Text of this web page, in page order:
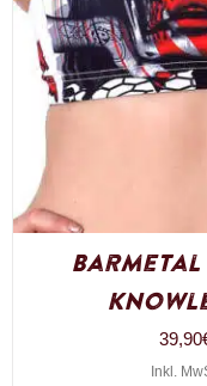
Barmetal
39,90
Inkl.